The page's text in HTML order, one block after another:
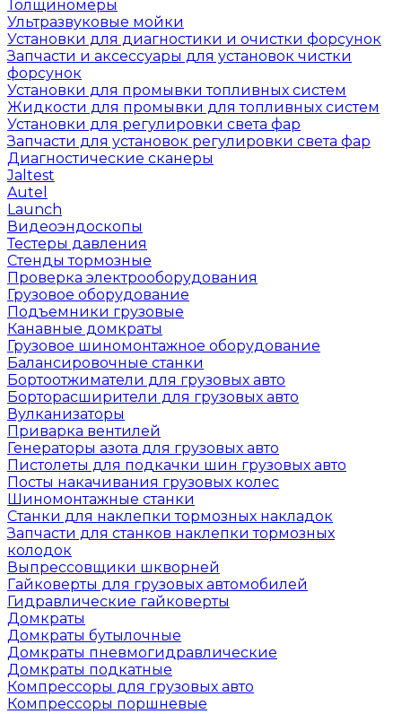
Толщиномеры
Ультразвуковые мойки
Установки для диагностики и очистки форсунок
Запчасти и аксессуары для установок чистки
форсунок
Установки для промывки топливных систем
Жидкости для промывки для топливных систем
Установки для регулировки света фар
Запчасти для установок регулировки света фар
Диагностические сканеры
Jaltest
Autel
Launch
Видеоэндоскопы
Тестеры давления
Стенды тормозные
Проверка электрооборудования
Грузовое оборудование
Подъемники грузовые
Канавные домкраты
Грузовое шиномонтажное оборудование
Балансировочные станки
Бортоотжиматели для грузовых авто
Борторасширители для грузовых авто
Вулканизаторы
Приварка вентилей
Генераторы азота для грузовых авто
Пистолеты для подкачки шин грузовых авто
Посты накачивания грузовых колес
Шиномонтажные станки
Станки для наклепки тормозных накладок
Запчасти для станков наклепки тормозных
колодок
Выпрессовщики шкворней
Гайковерты для грузовых автомобилей
Гидравлические гайковерты
Домкраты
Домкраты бутылочные
Домкраты пневмогидравлические
Домкраты подкатные
Компрессоры для грузовых авто
Компрессоры поршневые